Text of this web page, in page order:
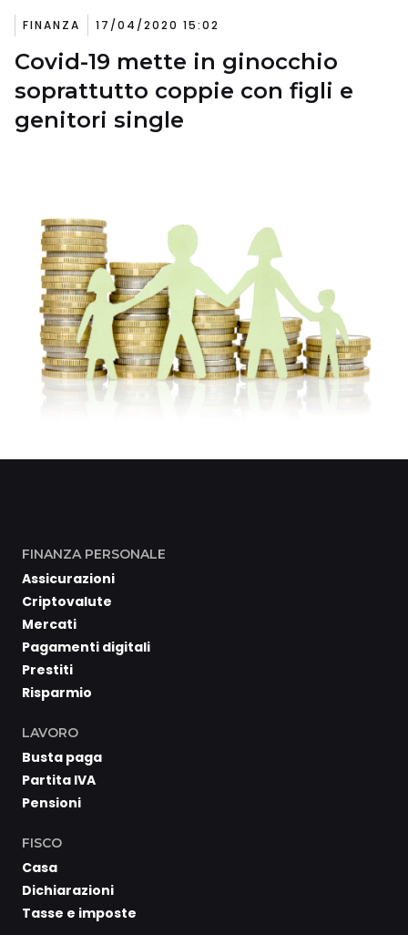
FINANZA 17/04/2020 15:02
Covid-19 mette in ginocchio
soprattutto coppie con figli e
genitori single
FINANZA PERSONALE
Assicurazioni
Criptovalute
Mercati
Pagamenti digitali
Prestiti
Risparmio
LAVORO
Busta paga
Partita IVA
Pensioni
FISCO
Casa
Dichiarazioni
Tasse e imposte